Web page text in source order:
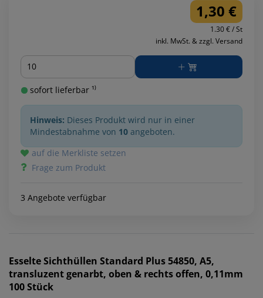
1,30 €
1.30 € / St
inkl. MwSt. & zzgl. Versand
Menge
sofort lieferbar ¹⁾
Hinweis: Dieses Produkt wird nur in einer
Mindestabnahme von 10 angeboten.
auf die Merkliste setzen
Frage zum Produkt
3 Angebote verfügbar
EsselteSichthüllen Standard Plus 54850, A5,
transluzent genarbt, oben & rechts offen, 0,11mm
100 Stück